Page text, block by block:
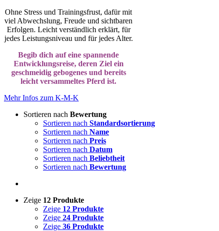
Ohne Stress und Trainingsfrust, dafür mit
viel Abwechslung, Freude und sichtbaren
Erfolgen. Leicht verständlich erklärt, für
jedes Leistungsniveau und für jedes Alter.
Begib dich auf eine spannende
Entwicklungsreise, deren Ziel ein
geschmeidig gebogenes und bereits
leicht versammeltes Pferd ist.
Mehr Infos zum K-M-K
Sortieren nach Bewertung
Sortieren nach Standardsortierung
Sortieren nach Name
Sortieren nach Preis
Sortieren nach Datum
Sortieren nach Beliebtheit
Sortieren nach Bewertung
Zeige 12 Produkte
Zeige 12 Produkte
Zeige 24 Produkte
Zeige 36 Produkte